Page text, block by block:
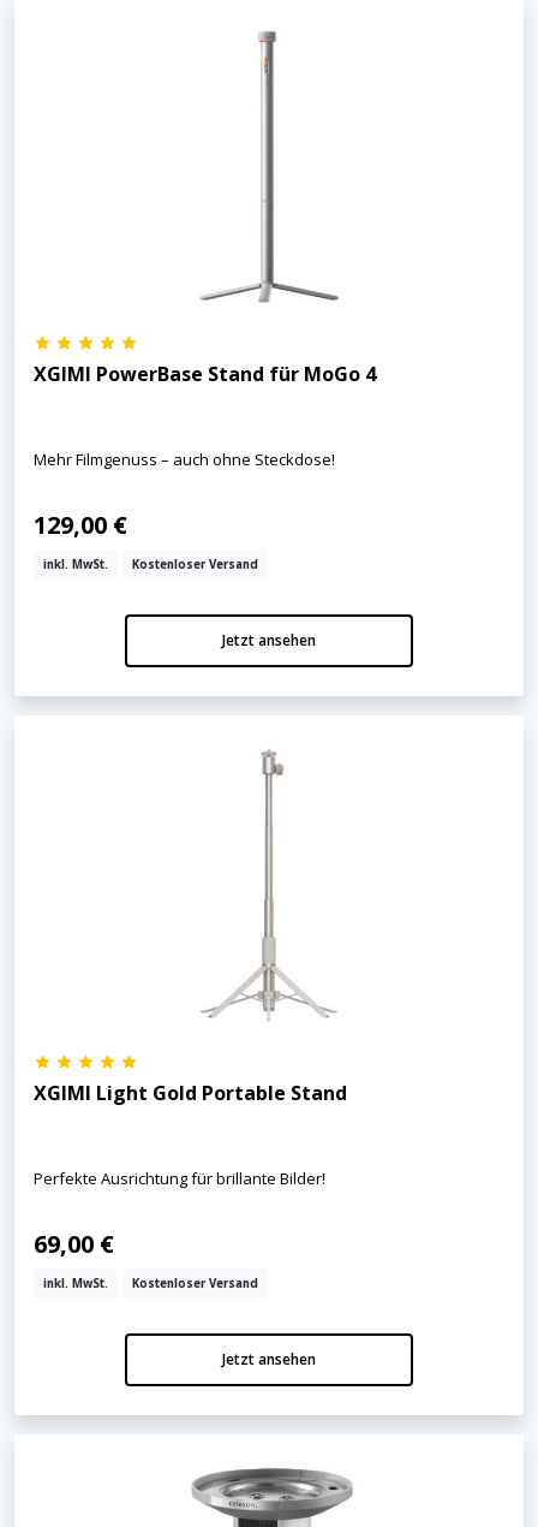
XGIMI PowerBase Stand für MoGo 4
Mehr Filmgenuss – auch ohne Steckdose!
129,00 €
inkl. MwSt. Kostenloser Versand
Jetzt ansehen
XGIMI Light Gold Portable Stand
Perfekte Ausrichtung für brillante Bilder!
69,00 €
inkl. MwSt. Kostenloser Versand
Jetzt ansehen